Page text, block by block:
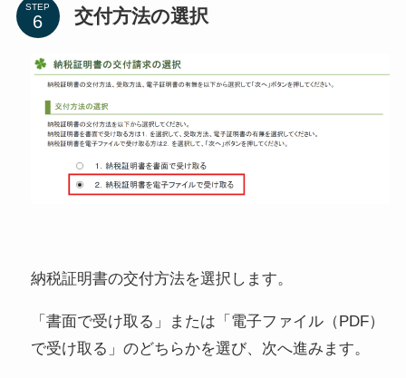
STEP 交付方法の選択
納税証明書の交付方法を選択します。
「書面で受け取る」または「電子ファイル（PDF）
で受け取る」のどちらかを選び、次へ進みます。